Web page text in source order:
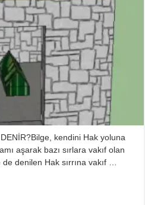
kendini Hak yoluna
aşarak bazı sırlara vakıf olan
denilen Hak sırrına vakıf …